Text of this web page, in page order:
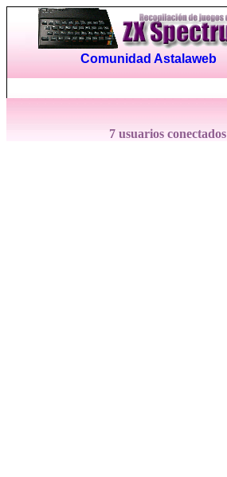
Comunidad Astalaweb
7 usuarios conectados